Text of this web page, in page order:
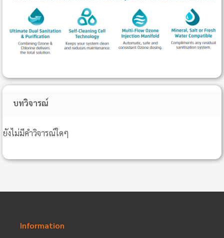
บทวิจารณ์
ยังไม่มีคำวิจารณ์ใดๆ
Information